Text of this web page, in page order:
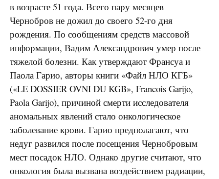
в возрасте 51 года. Всего пару месяцев
Чернобров не дожил до своего 52-го дня
рождения. По сообщениям средств массовой
информации, Вадим Александрович умер после
тяжелой болезни. Как утверждают Франсуа и
Паола Гарио, авторы книги «Файл НЛО КГБ»
(«LE DOSSIER OVNI DU KGB», Francois Garijo,
Paola Garijo), причиной смерти исследователя
аномальных явлений стало онкологическое
заболевание крови. Гарио предполагают, что
недуг развился после посещения Чернобровым
мест посадок НЛО. Однако другие считают, что
онкология была вызвана воздействием радиации,